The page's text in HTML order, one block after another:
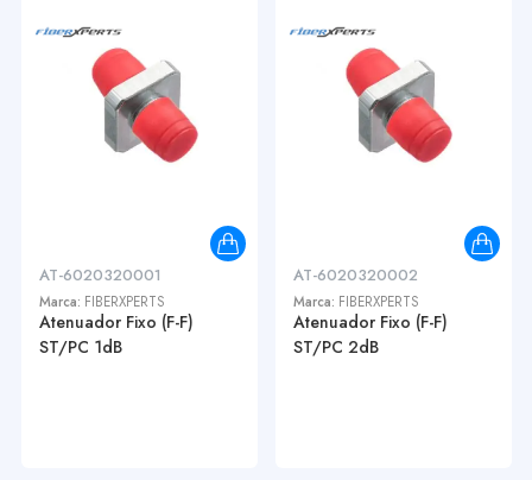
AT-6020320001
Marca: FIBERXPERTS
Atenuador Fixo (F-F)
ST/PC 1dB
AT-6020320002
Marca: FIBERXPERTS
Atenuador Fixo (F-F)
ST/PC 2dB